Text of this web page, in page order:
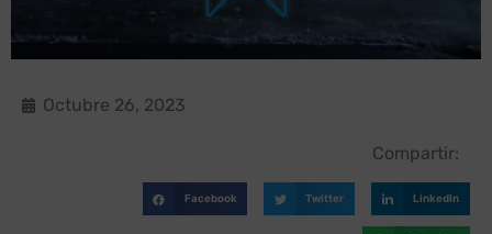
Octubre 26, 2023
Compartir:
Facebook Twitter LinkedIn